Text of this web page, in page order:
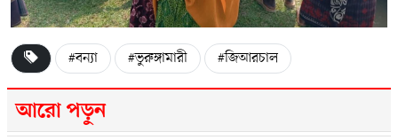
#বন্যা #ভুরুঙ্গামারী #জিআরচাল
আরো পড়ুন